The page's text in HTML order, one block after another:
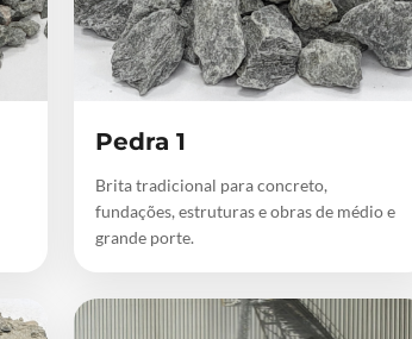
Pedra 1
Brita tradicional para concreto,
fundações, estruturas e obras de médio e
grande porte.